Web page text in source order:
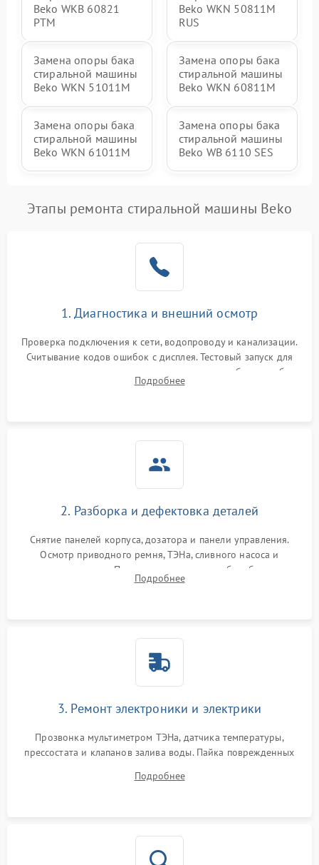
Beko WKB 60821
PTМ
Beko WKN 50811M
RUS
Замена опоры бака
стиральной машины
Beko WKN 51011M
Замена опоры бака
стиральной машины
Beko WKN 60811M
Замена опоры бака
стиральной машины
Beko WKN 61011M
Замена опоры бака
стиральной машины
Beko WB 6110 SES
Этапы ремонта стиральной машины Beko
1. Диагностика и внешний осмотр
Проверка подключения к сети, водопроводу и канализации.
Считывание кодов ошибок с дисплея. Тестовый запуск для
выявления посторонних шумов, протечек или сбоев в работе
электронного модуля управления.
Подробнее
2. Разборка и дефектовка деталей
Снятие панелей корпуса, дозатора и панели управления.
Осмотр приводного ремня, ТЭНа, сливного насоса и
амортизаторов. Проверка подшипников барабана и
крестовины на износ, а манжеты люка на разрывы.
Подробнее
3. Ремонт электроники и электрики
Прозвонка мультиметром ТЭНа, датчика температуры,
прессостата и клапанов залива воды. Пайка поврежденных
Восстановление целостности проводки и контактов.
Подробнее